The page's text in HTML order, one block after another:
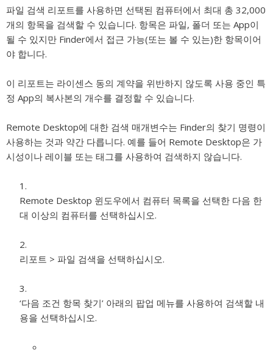
파일 검색 리포트를 사용하면 선택된 컴퓨터에서 최대 총 32,000
개의 항목을 검색할 수 있습니다. 항목은 파일, 폴더 또는 App이
될 수 있지만 Finder에서 접근 가능(또는 볼 수 있는)한 항목이어
야 합니다.
이 리포트는 라이센스 동의 계약을 위반하지 않도록 사용 중인 특
정 App의 복사본의 개수를 결정할 수 있습니다.
Remote Desktop에 대한 검색 매개변수는 Finder의 찾기 명령이
사용하는 것과 약간 다릅니다. 예를 들어 Remote Desktop은 가
시성이나 레이블 또는 태그를 사용하여 검색하지 않습니다.
Remote Desktop 윈도우에서 컴퓨터 목록을 선택한 다음 한
대 이상의 컴퓨터를 선택하십시오.
리포트 > 파일 검색을 선택하십시오.
‘다음 조건 항목 찾기’ 아래의 팝업 메뉴를 사용하여 검색할 내
용을 선택하십시오.